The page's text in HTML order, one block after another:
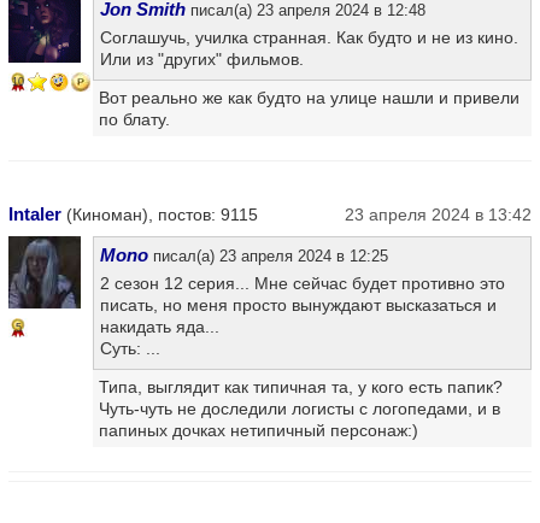
10
Jon Smith писал(а) 23 апреля 2024 в 12:48
Соглашучь, училка странная. Как будто и не из кино.
Или из "других" фильмов.
Вот реально же как будто на улице нашли и привели
по блату.
Intaler (Киноман), постов: 9115 23 апреля 2024 в 13:42
5
Mono писал(а) 23 апреля 2024 в 12:25
2 сезон 12 серия... Мне сейчас будет противно это
писать, но меня просто вынуждают высказаться и
накидать яда...
Суть: ...
Типа, выглядит как типичная та, у кого есть папик?
Чуть-чуть не доследили логисты с логопедами, и в
папиных дочках нетипичный персонаж:)